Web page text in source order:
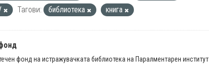
Тагови: библиотека книга
фонд на истражувачката библиотека на Паралментарен институт